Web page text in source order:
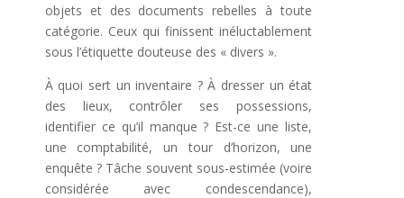
objets et des documents rebelles à toute
catégorie. Ceux qui finissent inéluctablement
sous l’étiquette douteuse des « divers ».
À quoi sert un inventaire ? À dresser un état
des lieux, contrôler ses possessions,
identifier ce qu’il manque ? Est-ce une liste,
une comptabilité, un tour d’horizon, une
enquête ? Tâche souvent sous-estimée (voire
considérée avec condescendance),